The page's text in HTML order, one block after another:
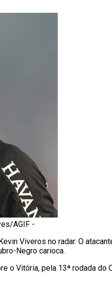
AGIF -
Viveros no radar. O
Negro carioca.
o Vitória, pela 13ª rodada do